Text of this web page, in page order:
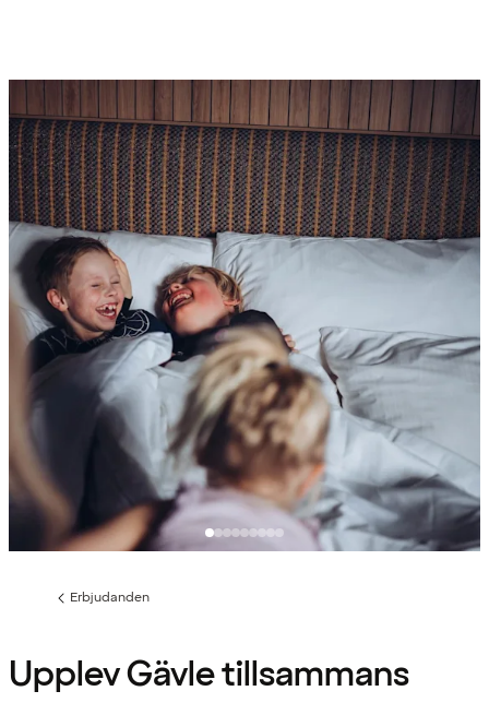
Föregående
Erbjudanden
Upplev Gävle tillsammans